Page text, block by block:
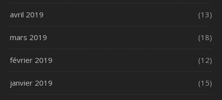
avril 2019 (13)
mars 2019 (18)
février 2019 (12)
janvier 2019 (15)